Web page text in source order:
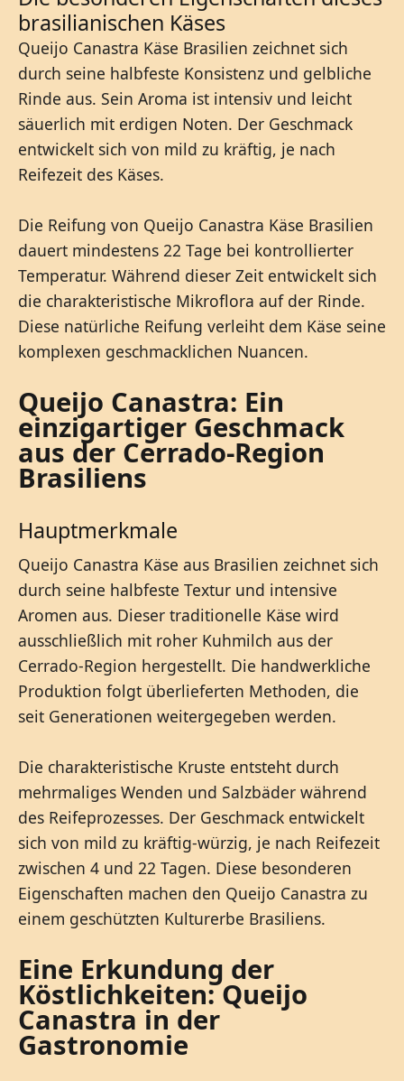
brasilianischen Käses
Queijo Canastra Käse Brasilien zeichnet sich
durch seine halbfeste Konsistenz und gelbliche
Rinde aus. Sein Aroma ist intensiv und leicht
säuerlich mit erdigen Noten. Der Geschmack
entwickelt sich von mild zu kräftig, je nach
Reifezeit des Käses.
Die Reifung von Queijo Canastra Käse Brasilien
dauert mindestens 22 Tage bei kontrollierter
Temperatur. Während dieser Zeit entwickelt sich
die charakteristische Mikroflora auf der Rinde.
Diese natürliche Reifung verleiht dem Käse seine
komplexen geschmacklichen Nuancen.
Queijo Canastra: Ein
einzigartiger Geschmack
aus der Cerrado-Region
Brasiliens
Hauptmerkmale
Queijo Canastra Käse aus Brasilien zeichnet sich
durch seine halbfeste Textur und intensive
Aromen aus. Dieser traditionelle Käse wird
ausschließlich mit roher Kuhmilch aus der
Cerrado-Region hergestellt. Die handwerkliche
Produktion folgt überlieferten Methoden, die
seit Generationen weitergegeben werden.
Die charakteristische Kruste entsteht durch
mehrmaliges Wenden und Salzbäder während
des Reifeprozesses. Der Geschmack entwickelt
sich von mild zu kräftig-würzig, je nach Reifezeit
zwischen 4 und 22 Tagen. Diese besonderen
Eigenschaften machen den Queijo Canastra zu
einem geschützten Kulturerbe Brasiliens.
Eine Erkundung der
Köstlichkeiten: Queijo
Canastra in der
Gastronomie